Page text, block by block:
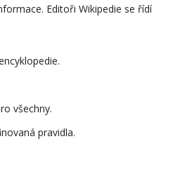
Editoři Wikipedie se řídí
všechny.
pravidla.